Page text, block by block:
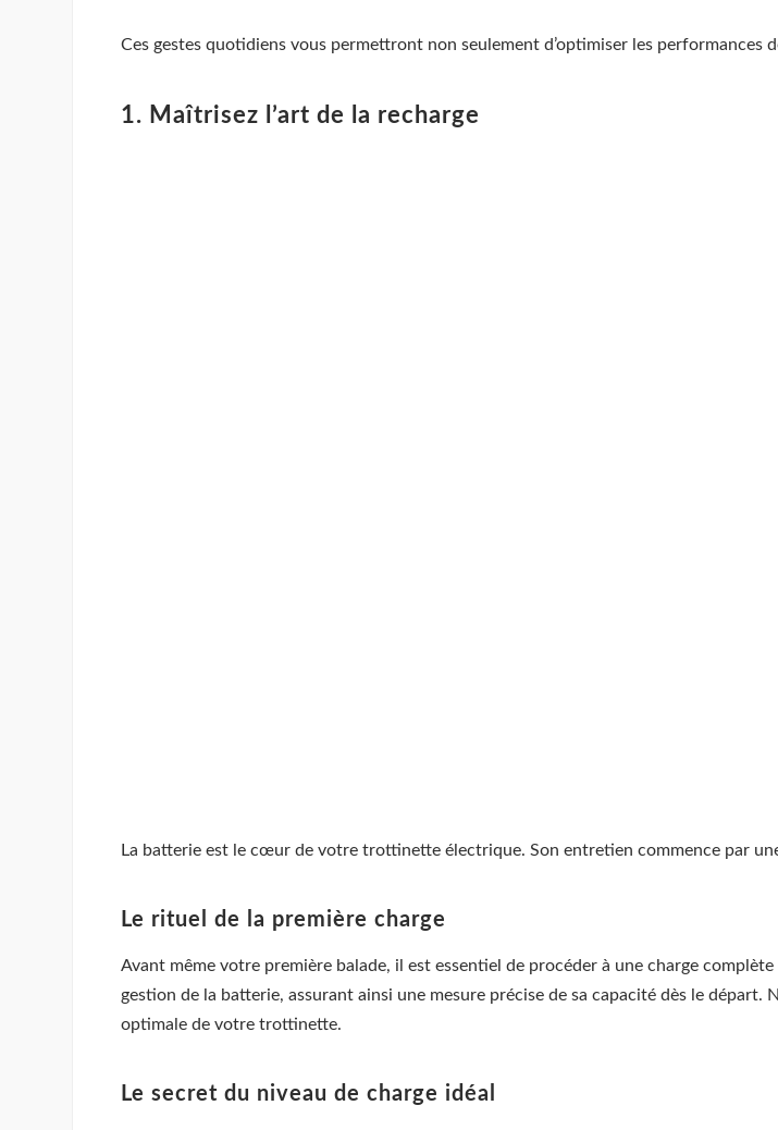
Ces gestes quotidiens vous permettront non seulement d’optimiser les performances
1. Maîtrisez l’art de la recharge
La batterie est le cœur de votre trottinette électrique. Son entretien commence par
Le rituel de la première charge
Avant même votre première balade, il est essentiel de procéder à une charge
gestion de la batterie, assurant ainsi une mesure précise de sa capacité dès le départ.
optimale de votre trottinette.
Le secret du niveau de charge idéal